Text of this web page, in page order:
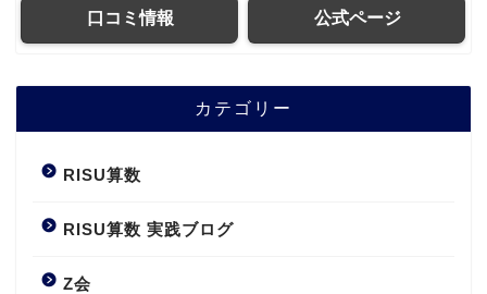
口コミ情報 公式ページ
カテゴリー
RISU算数
RISU算数 実践ブログ
Z会